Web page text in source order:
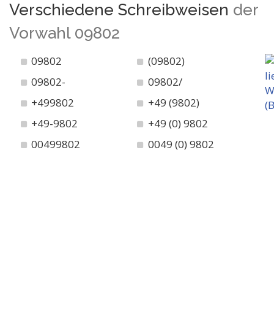
Verschiedene Schreibweisen der
Vorwahl 09802
09802
(09802)
09802-
09802/
+499802
+49 (9802)
+49-9802
+49 (0) 9802
00499802
0049 (0) 9802